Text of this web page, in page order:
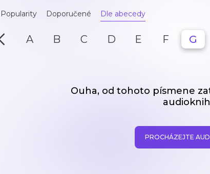
Popularity Doporučené Dle abecedy
A B C D E F G
Ouha, od tohoto písmene
PROCHÁZEJTE